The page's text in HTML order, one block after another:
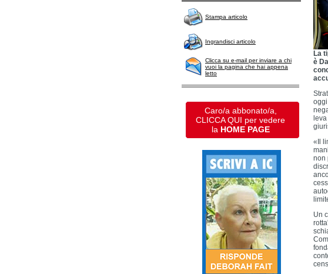
Stampa articolo
Ingrandisci articolo
Clicca su e-mail per inviare a chi
vuoi la pagina che hai appena
letto
Caro/a abbonato/a,
CLICCA QUI per vedere
la HOME PAGE
La
è
«Il
non
Un